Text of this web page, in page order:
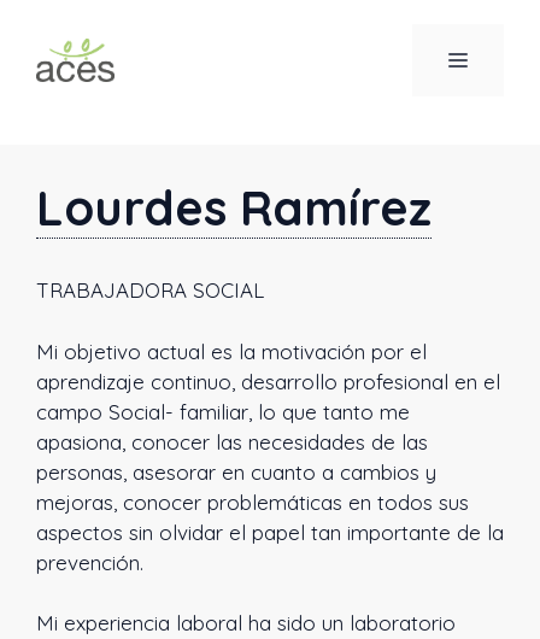
contenido
MENÚ
Lourdes Ramírez
TRABAJADORA SOCIAL
Mi objetivo actual es la motivación por el
aprendizaje continuo, desarrollo profesional en el
campo Social- familiar, lo que tanto me
apasiona, conocer las necesidades de las
personas, asesorar en cuanto a cambios y
mejoras, conocer problemáticas en todos sus
aspectos sin olvidar el papel tan importante de la
prevención.
Mi experiencia laboral ha sido un laboratorio